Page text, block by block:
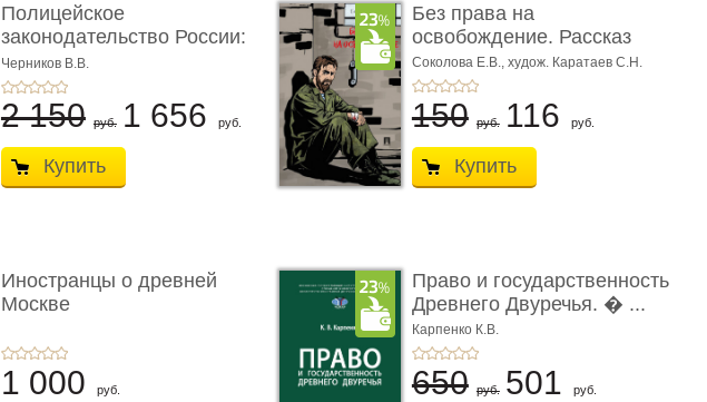
Полицейское
законодательство России:
вчера, с� ...
Черников В.В.
2 150 руб. 1 656 руб.
Купить
Без права на
освобождение. Рассказ
Соколова Е.В., худож. Каратаев С.Н.
150 руб. 116 руб.
Купить
Иностранцы о древней
Москве
1 000 руб.
Право и государственность
Древнего Двуречья. � ...
Карпенко К.В.
650 руб. 501 руб.